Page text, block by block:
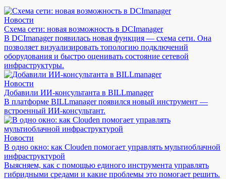
Новости
Схема сети: новая возможность в DCImanager
В DCImanager появилась новая функция — схема сети. Она
позволяет визуализировать топологию подключений
оборудования и быстро оценивать состояние сетевой
инфраструктуры.
Новости
Добавили ИИ-консультанта в BILLmanager
В платформе BILLmanager появился новый инструмент —
встроенный ИИ-консультант.
Новости
В одно окно: как Clouden помогает управлять мультиоблачной
инфраструктурой
Выясняем, как с помощью единого инструмента управлять
гибридными средами и какие проблемы это помогает решить.